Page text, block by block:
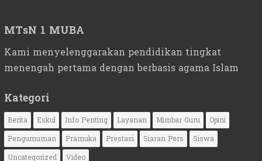
MTsN 1 MUBA
Kami menyelenggarakan pendidikan tingkat
menengah pertama dengan berbasis agama Islam
Kategori
Berita Eskul Info Penting Layanan Mimbar Guru
Opini
Pengumuman
Pramuka Prestasi Siaran Pers
Siswa
Uncategorized
Video